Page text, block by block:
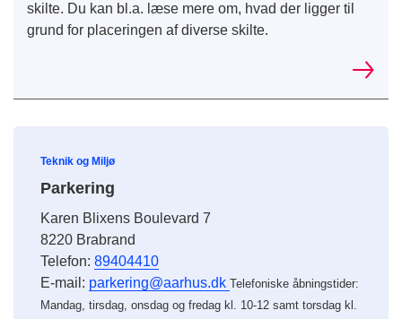
skilte. Du kan bl.a. læse mere om, hvad der ligger til
grund for placeringen af diverse skilte.
Teknik og Miljø
Parkering
Karen Blixens Boulevard 7
8220 Brabrand
Telefon: 89404410
E-mail: parkering@aarhus.dk Telefoniske åbningstider:
Mandag, tirsdag, onsdag og fredag kl. 10-12 samt torsdag kl.